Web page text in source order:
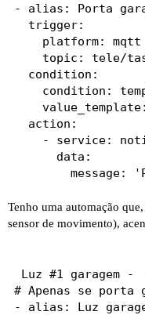
- alias: Porta
  trigger:
    platform: mqtt
topic: tele/
  condition:
condition:
  action:
- service:
      data:
Tenho uma automação
sensor de movimento),
Luz #1 garagem
# Apenas se porta
- alias: Luz